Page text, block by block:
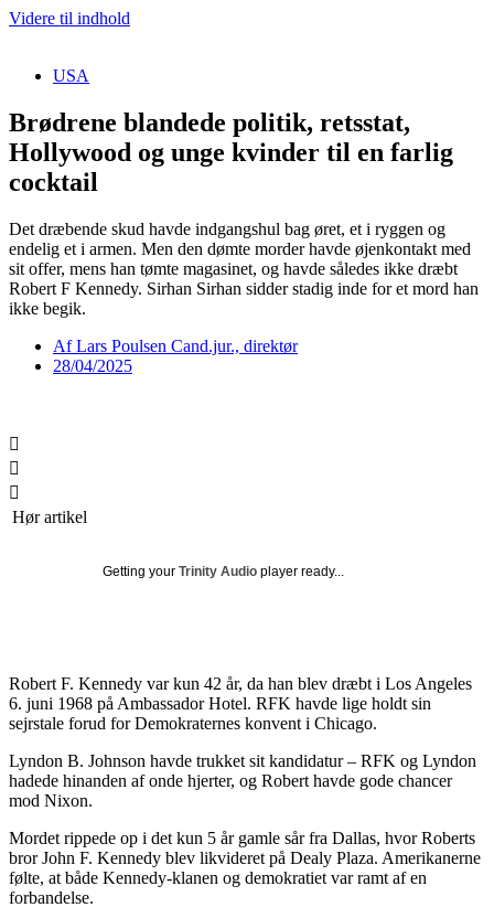
Videre til indhold
USA
Brødrene blandede politik, retsstat,
Hollywood og unge kvinder til en farlig
cocktail
Det dræbende skud havde indgangshul bag øret, et i ryggen og
endelig et i armen. Men den dømte morder havde øjenkontakt med
sit offer, mens han tømte magasinet, og havde således ikke dræbt
Robert F Kennedy. Sirhan Sirhan sidder stadig inde for et mord han
ikke begik.
AfLars Poulsen Cand.jur., direktør
28/04/2025
Hør artikel
Getting your Trinity Audio player ready...
Robert F. Kennedy var kun 42 år, da han blev dræbt i Los Angeles
6. juni 1968 på Ambassador Hotel. RFK havde lige holdt sin
sejrstale forud for Demokraternes konvent i Chicago.
Lyndon B. Johnson havde trukket sit kandidatur – RFK og Lyndon
hadede hinanden af onde hjerter, og Robert havde gode chancer
mod Nixon.
Mordet rippede op i det kun 5 år gamle sår fra Dallas, hvor Roberts
bror John F. Kennedy blev likvideret på Dealy Plaza. Amerikanerne
følte, at både Kennedy-klanen og demokratiet var ramt af en
forbandelse.